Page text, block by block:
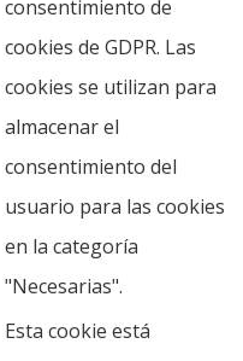
consentimiento de
cookies de GDPR. Las
cookies se utilizan para
almacenar el
consentimiento del
usuario para las cookies
en la categoría
"Necesarias".
Esta cookie está